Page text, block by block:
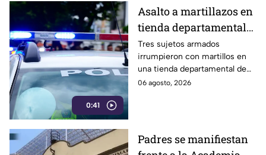
0:41
Asalto a martillazos en
tienda departamental
de Panzacola, Tlaxcala:
roban celulares y
efectivo
Tres sujetos armados
irrumpieron con martillos en
una tienda departamental de
Panzacola, Papalotla, para
06 agosto, 2026
Padres se manifiestan